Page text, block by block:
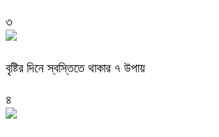
৩
বৃষ্টির দিনে স্বস্তিতে থাকার ৭ উপায়
৪